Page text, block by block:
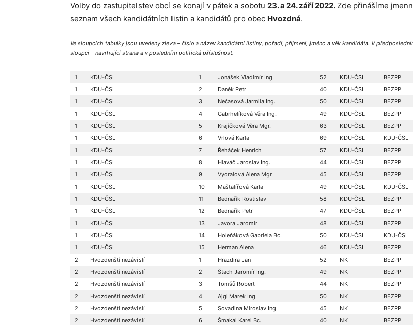
Volby do zastupitelstev obcí se konají v pátek a sobotu 23. a 24. září 2022. Zde přinášíme
seznam všech kandidátních listin a kandidátů pro obec Hvozdná.
Ve sloupcích tabulky jsou uvedeny zleva – číslo a název kandidátní listiny, pořadí, příjmení, jméno a věk kandidáta. V
sloupci – navrhující strana a v posledním politická příslušnost.
1 KDU-ČSL 1 Jonášek Vladimír Ing. 52 KDU-ČSL
BEZPP
1
KDU-ČSL 2 Daněk Petr 40 KDU-ČSL
BEZPP
1
KDU-ČSL 3 Nečasová Jarmila Ing. 50 KDU-ČSL
BEZPP
1
KDU-ČSL 4 Gabrhelíková Věra Ing. 49 KDU-ČSL
BEZPP
1
KDU-ČSL 5 Krajíčková Věra Mgr. 63 KDU-ČSL
BEZPP
1
KDU-ČSL 6 Vrlová Karla 69 KDU-ČSL
KDU-ČSL
1
KDU-ČSL 7 Řeháček Henrich 57 KDU-ČSL
BEZPP
1
KDU-ČSL 8 Hlaváč Jaroslav Ing. 44 KDU-ČSL
BEZPP
1
KDU-ČSL 9 Vyoralová Alena Mgr. 45 KDU-ČSL
BEZPP
1
KDU-ČSL 10 Maštalířová Karla 49 KDU-ČSL
KDU-ČSL
1
KDU-ČSL 11 Bednařík Rostislav 58 KDU-ČSL
BEZPP
1
KDU-ČSL 12 Bednařík Petr 47 KDU-ČSL
BEZPP
1
KDU-ČSL 13 Javora Jaromír 48 KDU-ČSL
BEZPP
1
KDU-ČSL 14 Holeňáková Gabriela Bc. 50 KDU-ČSL
KDU-ČSL
1
KDU-ČSL 15 Herman Alena 46 KDU-ČSL
BEZPP
2
Hvozdenští nezávislí 1 Hrazdira Jan 52 NK
BEZPP
2
Hvozdenští nezávislí 2 Štach Jaromír Ing. 49 NK
BEZPP
2
Hvozdenští nezávislí 3 Tomšů Robert 44 NK
BEZPP
2
Hvozdenští nezávislí 4 Ajgl Marek Ing. 50 NK
BEZPP
2
Hvozdenští nezávislí 5 Sovadina Miroslav Ing. 45 NK
BEZPP
2
Hvozdenští nezávislí 6 Šmakal Karel Bc. 40 NK
BEZPP